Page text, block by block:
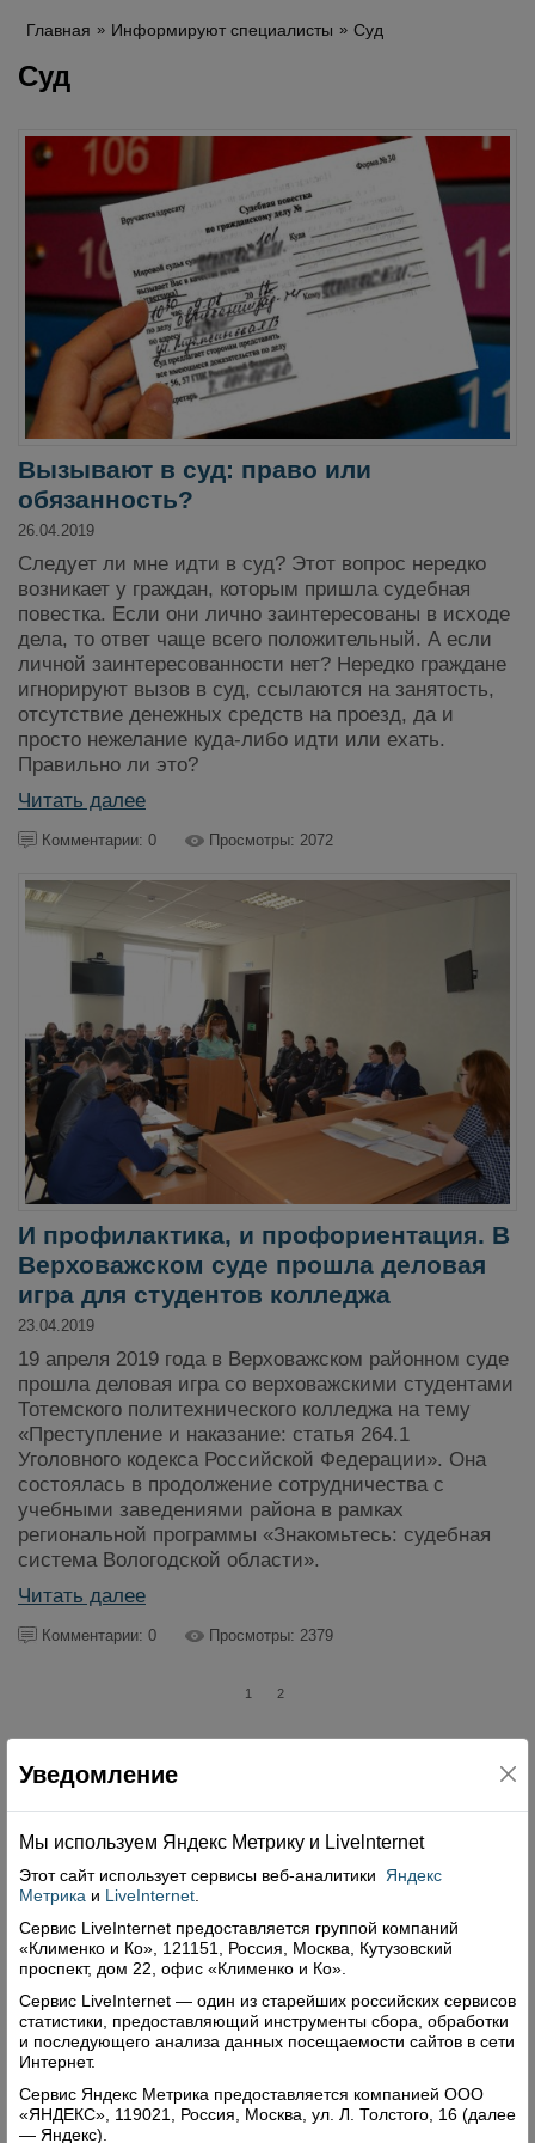
Главная Информируют специалисты Суд
Суд
Вызывают в суд: право или
обязанность?
26.04.2019
Следует ли мне идти в суд? Этот вопрос нередко
возникает у граждан, которым пришла судебная
повестка. Если они лично заинтересованы в исходе
дела, то ответ чаще всего положительный. А если
личной заинтересованности нет? Нередко граждане
игнорируют вызов в суд, ссылаются на занятость,
отсутствие денежных средств на проезд, да и
просто нежелание куда-либо идти или ехать.
Правильно ли это?
Читать далее
Комментарии: 0 Просмотры: 2072
И профилактика, и профориентация. В
Верховажском суде прошла деловая
игра для студентов колледжа
23.04.2019
19 апреля 2019 года в Верховажском районном суде
прошла деловая игра со верховажскими студентами
Тотемского политехнического колледжа на тему
«Преступление и наказание: статья 264.1
Уголовного кодекса Российской Федерации». Она
состоялась в продолжение сотрудничества с
учебными заведениями района в рамках
региональной программы «Знакомьтесь: судебная
система Вологодской области».
Читать далее
Комментарии: 0 Просмотры: 2379
1 2
Уведомление
Мы используем Яндекс Метрику и Livelnternet
Этот сайт использует сервисы веб-аналитики
Яндекс
Метрика и LiveInternet
Сервис LiveInternet предоставляется группой компаний
«Клименко и Ко», 121151, Россия, Москва, Кутузовский
проспект, дом 22, офис «Клименко и Ко».
Сервис LiveInternet — один из старейших российских сервисов
статистики, предоставляющий инструменты сбора, обработки
и последующего анализа данных посещаемости сайтов в сети
Интернет.
Сервис Яндекс Метрика предоставляется компанией ООО
«ЯНДЕКС», 119021, Россия, Москва, ул. Л. Толстого, 16 (далее
— Яндекс).